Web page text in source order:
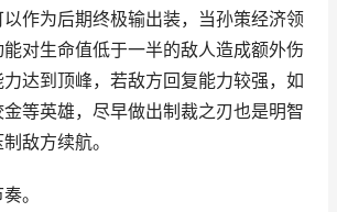
作为后期终极输出装，当孙策经济领
对生命值低于一半的敌人造成额外伤
达到顶峰，若敌方回复能力较强，如
等英雄，尽早做出制裁之刃也是明智
敌方续航。
。